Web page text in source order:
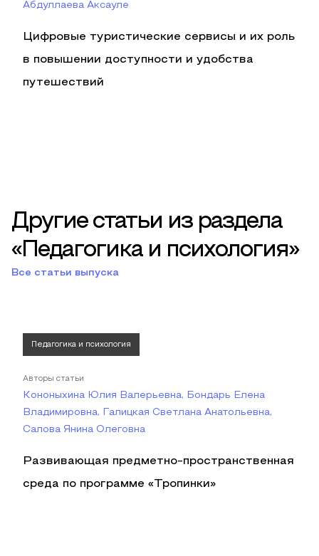
Абдуллаева Аксауле
Цифровые туристические сервисы и их роль
в повышении доступности и удобства
путешествий
Другие статьи из раздела
«Педагогика и психология»
Все статьи выпуска
Педагогика и психология
Авторы статьи
Кононыхина Юлия Валерьевна, Бондарь Елена
Владимировна, Галицкая Светлана Анатольевна,
Салова Янина Олеговна
Развивающая предметно-пространственная
среда по программе «Тропинки»